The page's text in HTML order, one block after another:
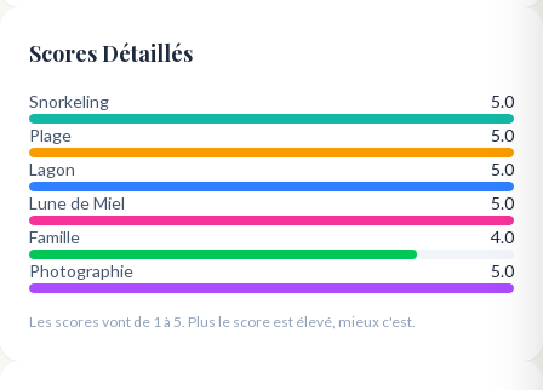
Scores Détaillés
Snorkeling
5.0
Plage
5.0
Lagon
5.0
Lune de Miel
5.0
Famille
4.0
Photographie
5.0
Les scores vont de 1 à 5. Plus le score est élevé, mieux c'est.